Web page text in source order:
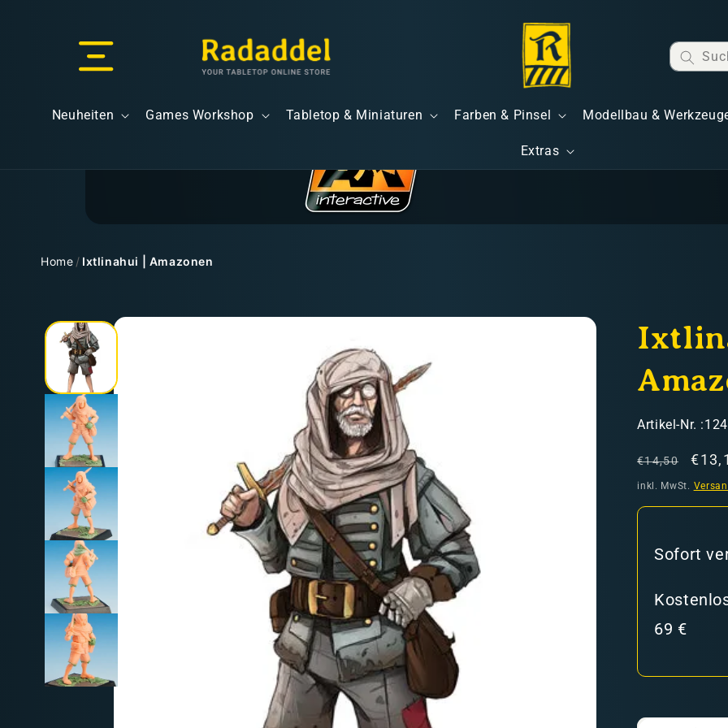
Neuheiten Games Workshop Tabletop & Miniaturen Farben & Pinsel Modellbau &
Extras
Home / Ixtlinahui | Amazonen
Zu
Produktinformationen
springen
SKU:
Artikel-Nr.
Normaler
Preis
€14,50
inkl. MwSt.
Sofort
69 €
Kostenloser Versand
Deutschland: ab
Österreich & EU: ab
Schweiz: ab
Nicht-EU: kein kostenloser Versand
Lieferungen in Nicht-EU-Länder (z. B. Schweiz)
nicht im Kaufpreis oder in den Versandkosten
enthalten